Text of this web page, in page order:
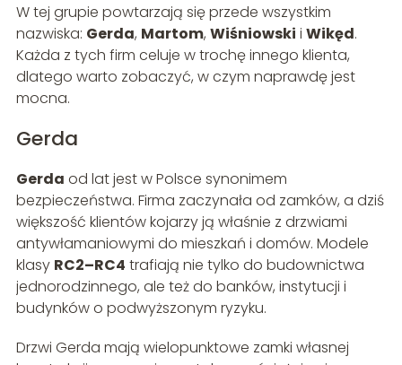
W tej grupie powtarzają się przede wszystkim
nazwiska: Gerda, Martom, Wiśniowski i Wikęd.
Każda z tych firm celuje w trochę innego klienta,
dlatego warto zobaczyć, w czym naprawdę jest
mocna.
Gerda
Gerda od lat jest w Polsce synonimem
bezpieczeństwa. Firma zaczynała od zamków, a dziś
większość klientów kojarzy ją właśnie z drzwiami
antywłamaniowymi do mieszkań i domów. Modele
klasy RC2–RC4 trafiają nie tylko do budownictwa
jednorodzinnego, ale też do banków, instytucji i
budynków o podwyższonym ryzyku.
Drzwi Gerda mają wielopunktowe zamki własnej